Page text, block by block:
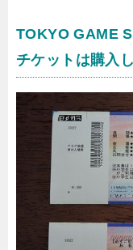
TOKYO GAME
チケットは購入